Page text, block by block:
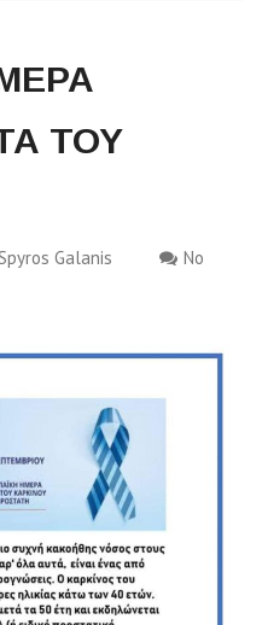
ΤΟΥ
Spyros Galanis
No